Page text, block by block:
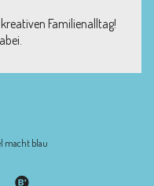
Familienalltag!
macht blau